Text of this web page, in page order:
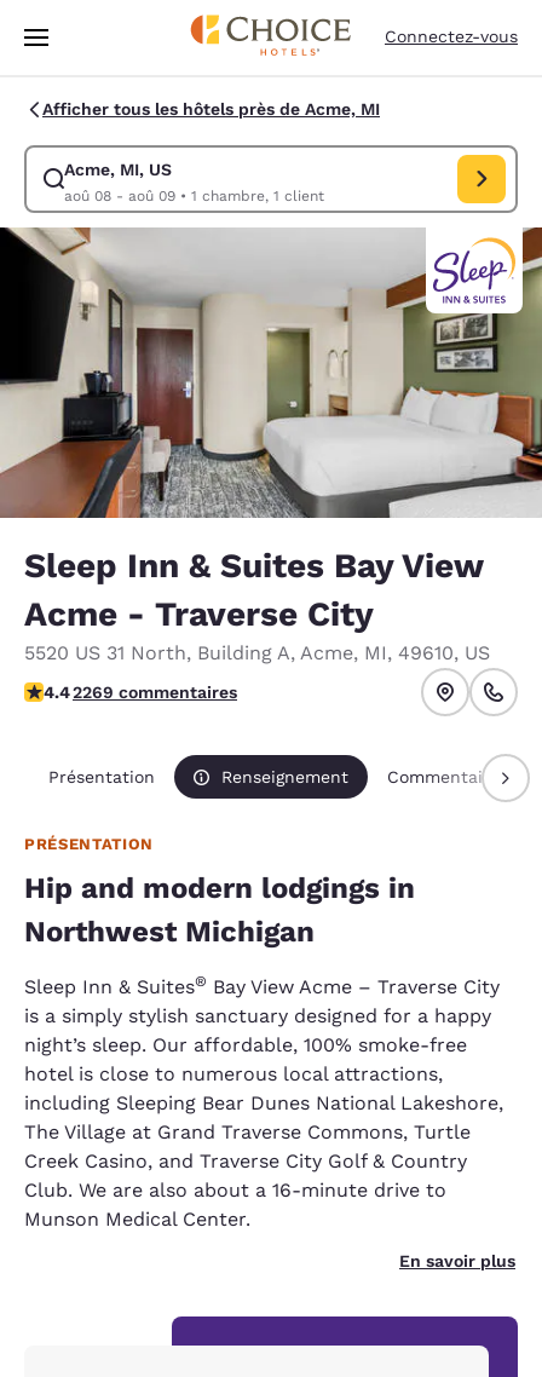
Passer à Contenu Principal
Connectez-vous
Afficher tous les hôtels près de Acme, MI
Acme, MI, US
aoû 08 - aoû 09• 1 chambre, 1 client
Modifiez la recherche pour Acme, MI, US. Date d’arrivée aoû 08,
Sleep Inn & Suites Bay View
Acme - Traverse City
5520 US 31 North, Building A, Acme, MI, 49610, US
4.43 étoiles. Excellent.
4.42269 commentaires
Présentation Renseignement Commentaires
PRÉSENTATION
Hip and modern lodgings in
Northwest Michigan
Sleep Inn & Suites® Bay View Acme – Traverse City
is a simply stylish sanctuary designed for a happy
night’s sleep. Our affordable, 100% smoke-free
hotel is close to numerous local attractions,
including Sleeping Bear Dunes National Lakeshore,
The Village at Grand Traverse Commons, Turtle
Creek Casino, and Traverse City Golf & Country
Club. We are also about a 16-minute drive to
Munson Medical Center.
En savoir plus